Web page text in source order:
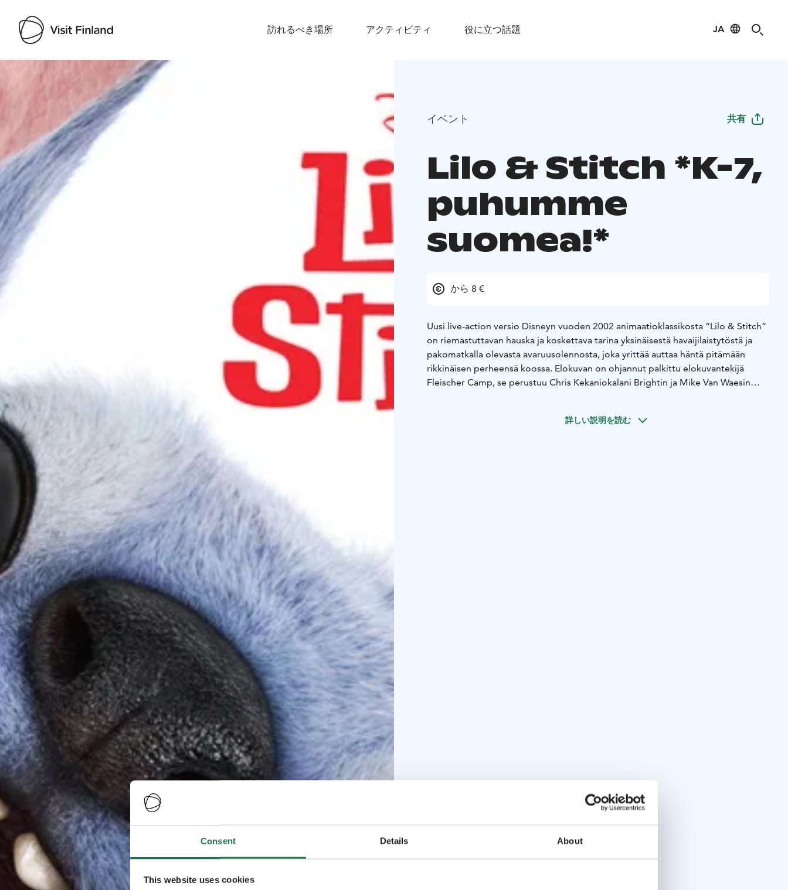
Consent Details About
This website uses cookies
訪れるべき場所 アクティビティ 役に立つ話題 JA
Visit Finland
イベント 共有
Lilo & Stitch *K-7,
puhumme
suomea!*
から 8 €
Uusi live-action versio Disneyn vuoden 2002 animaatioklassikosta “Lilo & Stitch”
on riemastuttavan hauska ja koskettava tarina yksinäisestä havaijilaistytöstä ja
pakomatkalla olevasta avaruusolennosta, joka yrittää auttaa häntä pitämään
rikkinäisen perheensä koossa. Elokuvan on ohjannut palkittu elokuvantekijä
Fleischer Camp, se perustuu Chris Kekaniokalani Brightin ja Mike Van Waesin
Vance ja Zach Galifianakis, ja uutena tulokkaana Maia Kealoha. Elokuvan “Lilo &
詳しい説明を読む